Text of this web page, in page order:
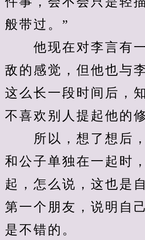
般带过。”
他现在对李言有一
敌的感觉，但他也与
这么长一段时间后，
不喜欢别人提起他的
所以，想了想后，
和公子单独在一起时
起，怎么说，这也是
第一个朋友，说明自
是不错的。